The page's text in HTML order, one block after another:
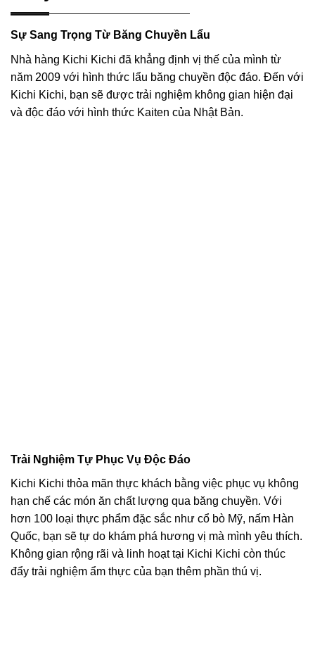
Sự Sang Trọng Từ Băng Chuyền Lẩu
Nhà hàng Kichi Kichi đã khẳng định vị thế của mình từ
năm 2009 với hình thức lẩu băng chuyền độc đáo. Đến với
Kichi Kichi, bạn sẽ được trải nghiệm không gian hiện đại
và độc đáo với hình thức Kaiten của Nhật Bản.
Trải Nghiệm Tự Phục Vụ Độc Đáo
Kichi Kichi thỏa mãn thực khách bằng việc phục vụ không
hạn chế các món ăn chất lượng qua băng chuyền. Với
hơn 100 loại thực phẩm đặc sắc như cổ bò Mỹ, nấm Hàn
Quốc, bạn sẽ tự do khám phá hương vị mà mình yêu thích.
Không gian rộng rãi và linh hoạt tại Kichi Kichi còn thúc
đẩy trải nghiệm ẩm thực của bạn thêm phần thú vị.